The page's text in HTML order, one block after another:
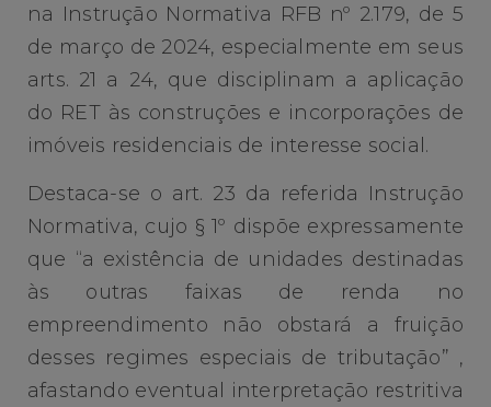
na Instrução Normativa RFB nº 2.179, de 5
de março de 2024, especialmente em seus
arts. 21 a 24, que disciplinam a aplicação
do RET às construções e incorporações de
imóveis residenciais de interesse social.
Destaca-se o art. 23 da referida Instrução
Normativa, cujo § 1º dispõe expressamente
que “a existência de unidades destinadas
às outras faixas de renda no
empreendimento não obstará a fruição
desses regimes especiais de tributação” ,
afastando eventual interpretação restritiva